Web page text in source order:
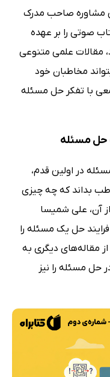
مشاوره صاحب مدرک
صوتی را بر عهده
مقالات علمی متنوعی
مخاطبان خود
با تفکر حل مسئله
حل مسئله
در اولین قدم،
بداند که چه چیزی
آن، علی شمیسا
حل یک مسئله را
مقاله‌های دیگری به
حل مسئله را نیز